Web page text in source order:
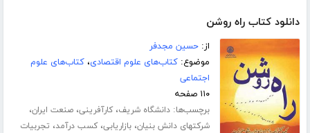
دانلود کتاب راه روشن
از:حسین مجدفر
موضوع:کتاب‌های علوم اقتصادی،کتاب‌های علوم
اجتماعی
۱۱۰ صفحه
برچسب‌ها:دانشگاه شریف،کارآفرینی،صنعت ایران،
شرکتهای دانش بنیان،بازاریابی،کسب درآمد، تجربیات